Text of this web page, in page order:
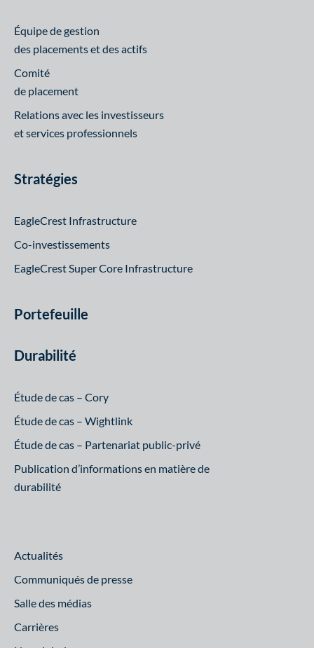
Équipe de gestion
des placements et des actifs
Comité
de placement
Relations avec les investisseurs
et services professionnels
Stratégies
EagleCrest Infrastructure
Co-investissements
EagleCrest Super Core Infrastructure
Portefeuille
Durabilité
Étude de cas – Cory
Étude de cas – Wightlink
Étude de cas – Partenariat public-privé
Publication d’informations en matière de
durabilité
Actualités
Communiqués de presse
Salle des médias
Carrières